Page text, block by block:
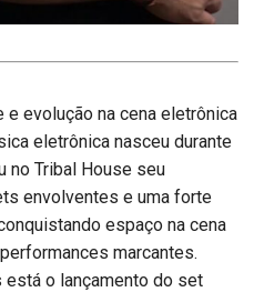
evolução na cena eletrônica
eletrônica nasceu durante
no Tribal House seu
envolventes e uma forte
espaço na cena
marcantes.
o lançamento do set